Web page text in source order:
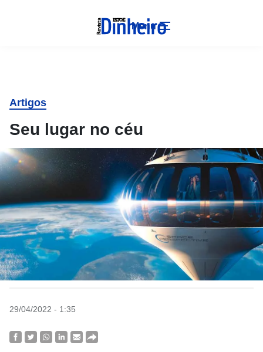
Menu
Artigos
Seu lugar no céu
29/04/2022 - 1:35